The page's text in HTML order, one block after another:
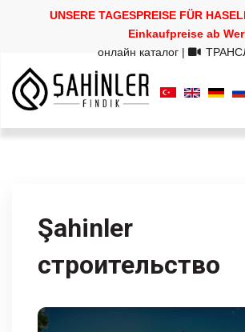
UNSERE TAGESPREISE FÜR
Einkaufpreise ab
онлайн каталог |
Şahinler
строительство